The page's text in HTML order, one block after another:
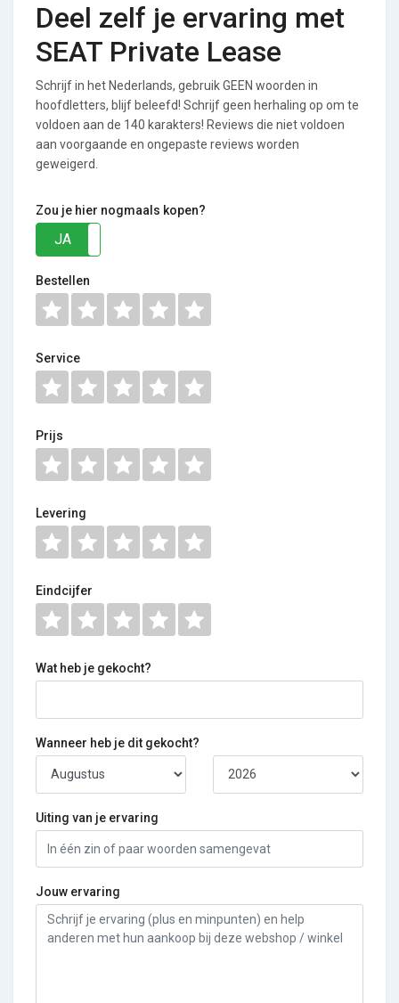
Deel zelf je ervaring met
SEAT Private Lease
Schrijf in het Nederlands, gebruik GEEN woorden in
hoofdletters, blijf beleefd! Schrijf geen herhaling op om te
voldoen aan de 140 karakters! Reviews die niet voldoen
aan voorgaande en ongepaste reviews worden
geweigerd.
Zou je hier nogmaals kopen?
JA
Bestellen
Service
Prijs
Levering
Eindcijfer
Wat heb je gekocht?
Wanneer heb je dit gekocht?
Uiting van je ervaring
Jouw ervaring